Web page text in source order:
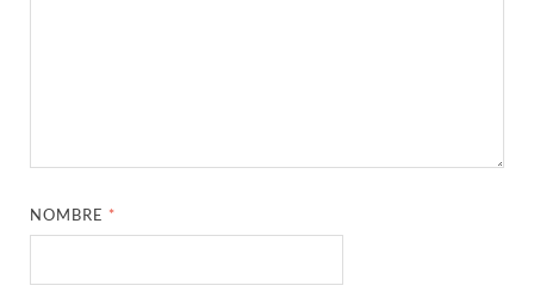
NOMBRE *